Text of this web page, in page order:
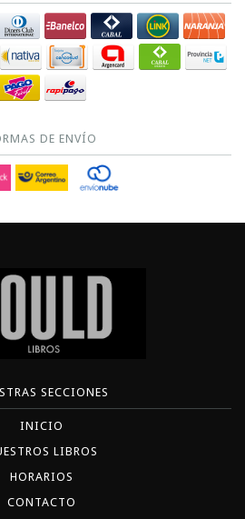
DE ENVÍO
SECCIONES
INICIO
LIBROS
HORARIOS
CONTACTO